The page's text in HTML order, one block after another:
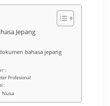
Jepang
bahasa jepang
:
Profesional
:
Nusa